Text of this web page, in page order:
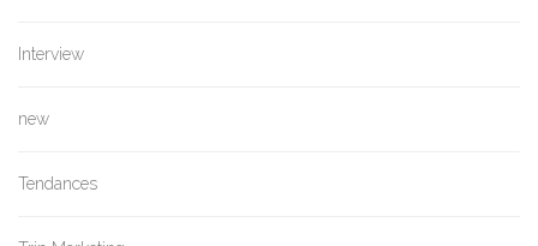
Interview
new
Tendances